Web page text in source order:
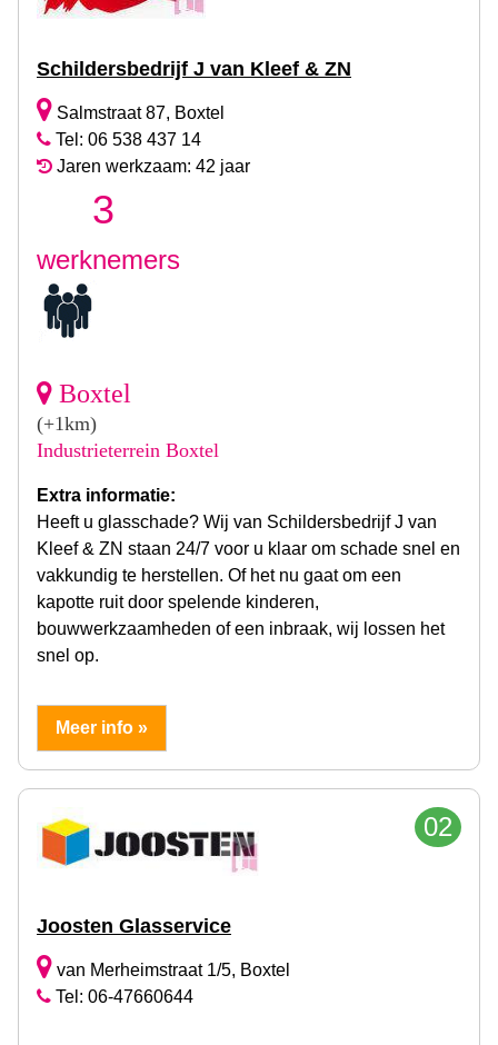
Schildersbedrijf J van Kleef & ZN
Salmstraat 87, Boxtel
Tel: 06 538 437 14
Jaren werkzaam: 42 jaar
3
werknemers
Boxtel
(+1km)
Industrieterrein Boxtel
Extra informatie:
Heeft u glasschade? Wij van Schildersbedrijf J van
Kleef & ZN staan 24/7 voor u klaar om schade snel en
vakkundig te herstellen. Of het nu gaat om een
kapotte ruit door spelende kinderen,
bouwwerkzaamheden of een inbraak, wij lossen het
snel op.
Meer info »
02
Joosten Glasservice
van Merheimstraat 1/5, Boxtel
Tel: 06-47660644